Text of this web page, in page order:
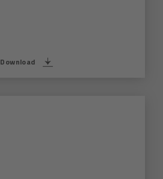
Download